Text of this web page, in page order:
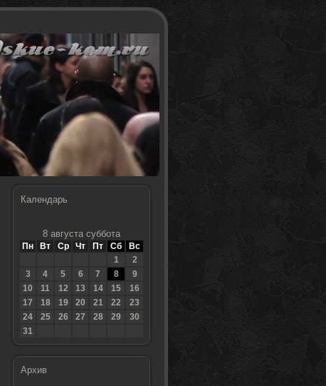
Календарь
8 августа суббота
Пн Вт Ср Чт Пт Сб
Вс
1
2
3
4 5 6 7 8
9
10
11 12 13 14 15
16
17
18 19 20 21 22
23
24
25 26 27 28 29
30
31
Архив